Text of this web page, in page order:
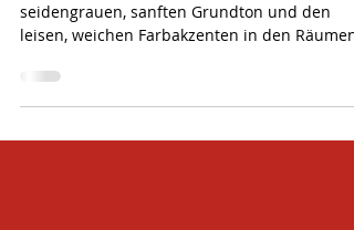
Farbberatung im Raum
Baden
Eine wohnliche Atmosphäre wird mit dem
seidengrauen, sanften Grundton und den